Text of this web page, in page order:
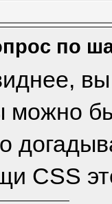
по
можно
CSS